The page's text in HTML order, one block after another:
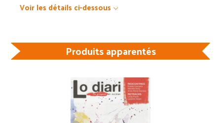
Voir les détails ci-dessous
Produits apparentés